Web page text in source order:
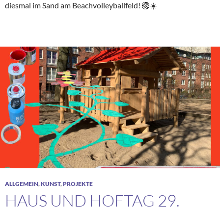
diesmal im Sand am Beachvolleyballfeld! 🏐☀️
ALLGEMEIN,KUNST,PROJEKTE
HAUS UND HOFTAG 29.